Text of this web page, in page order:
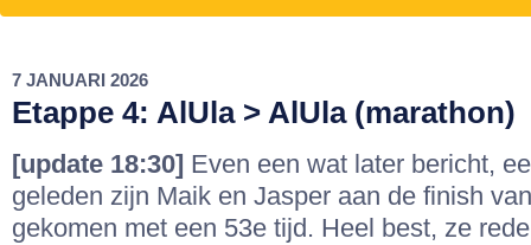
7 JANUARI 2026
Etappe 4: AlUla > AlUla (marathon)
[update 18:30] Even een wat later bericht,
geleden zijn Maik en Jasper aan de finish
gekomen met een 53e tijd. Heel best, ze